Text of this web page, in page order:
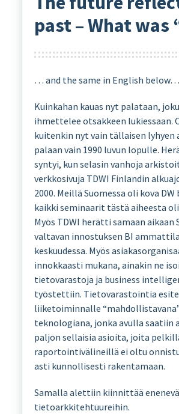
past – What was
… and the same in English below…
Kuinkahan kauas nyt palataan,
ihmettelee otsakkeen lukiessaan.
kuitenkin nyt vain tällaisen lyhyen
palaan vain 1990 luvun lopulle.
syntyi, kun selasin vanhoja
verkkosivuja TDWI Finlandin
2000. Meillä Suomessa oli kova DW
kaikki seminaarit tästä aiheesta
Myös TDWI herätti samaan aikaan
valtavan innostuksen BI
keskuudessa. Myös
innokkaasti mukana, ainakin ne
tietovarastoja ja business
työstettiin. Tietovarastointia
liiketoiminnalle
teknologiana, jonka avulla saatiin
paljon sellaisia asioita, joita
raportointivälineillä ei oltu
asti kunnollisesti rakentamaan.
Samalla alettiin kiinnittää
tietoarkkitehtuureihin.